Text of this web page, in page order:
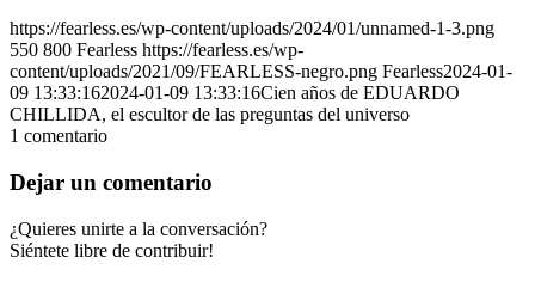
https://fearless.es/wp-content/uploads/2024/01/unnamed-1-3.png
550 800 Fearless https://fearless.es/wp-
content/uploads/2021/09/FEARLESS-negro.png Fearless2024-01-
09 13:33:162024-01-09 13:33:16Cien años de EDUARDO
CHILLIDA, el escultor de las preguntas del universo
1 comentario
Dejar un comentario
¿Quieres unirte a la conversación?
Siéntete libre de contribuir!